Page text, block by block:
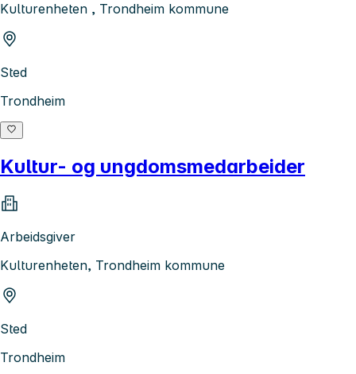
Kulturenheten , Trondheim kommune
Sted
Trondheim
Kultur- og ungdomsmedarbeider
Arbeidsgiver
Kulturenheten, Trondheim kommune
Sted
Trondheim